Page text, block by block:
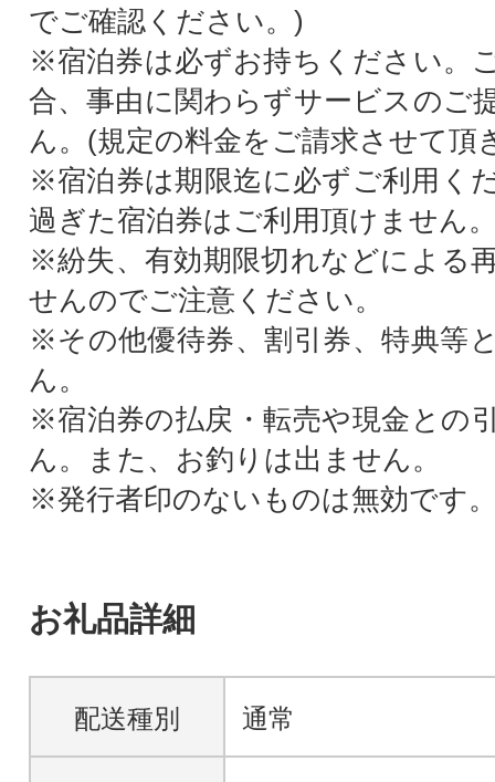
でご確認ください。)
※宿泊券は必ずお持ちください。
合、事由に関わらずサービスのご
ん。(規定の料金をご請求させて頂
※宿泊券は期限迄に必ずご利用く
過ぎた宿泊券はご利用頂けません
※紛失、有効期限切れなどによる
せんのでご注意ください。
※その他優待券、割引券、特典等
ん。
※宿泊券の払戻・転売や現金との
ん。また、お釣りは出ません。
※発行者印のないものは無効です
お礼品詳細
配送種別 通常